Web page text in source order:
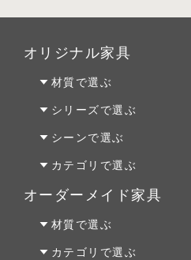
オリジナル家具
材質で選ぶ
オーク材
パイン材
チェリー材
シリーズで選ぶ
Penny Wise(ペニ
colonalteak(コロ
Lloyd Loom(ロイ
シーンで選ぶ
リビング
ダイニング
カテゴリで選ぶ
テーブルALL
テーブルS
オーダーメイド家具
オーダーファニチ
オーダーキッチン
材質で選ぶ
オーク材
カテゴリで選ぶ